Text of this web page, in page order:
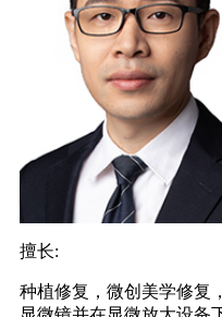
擅长:
种植修复，微创美学修复